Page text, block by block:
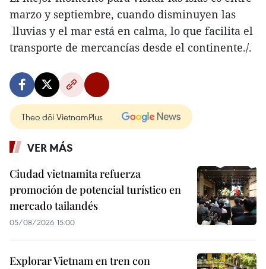
marzo y septiembre, cuando disminuyen las
lluvias y el mar está en calma, lo que facilita el
transporte de mercancías desde el continente./.
Theo dõi VietnamPlus
VER MÁS
Ciudad vietnamita refuerza
promoción de potencial turístico en
mercado tailandés
05/08/2026 15:00
Explorar Vietnam en tren con